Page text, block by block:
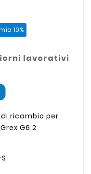
10%
lavorativi
ricambio per
G6.2